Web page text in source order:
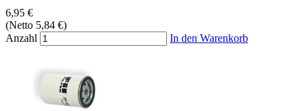
6,95 €
(Netto 5,84 €)
Anzahl
In den Warenkorb